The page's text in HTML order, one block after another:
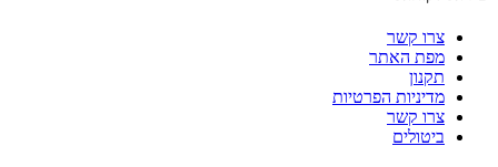
צרו קשר
מפת האתר
תקנון
מדיניות הפרטיות
צרו קשר
ביטולים